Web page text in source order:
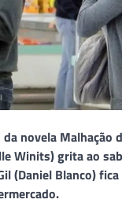
novela Malhação
Winits) grita ao
(Daniel Blanco)